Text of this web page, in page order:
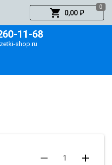
shopping_cart 0,00 ₽
0
11-68
shop.ru
remove add